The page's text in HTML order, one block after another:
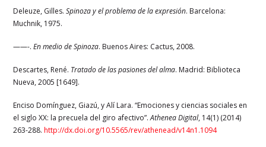
Deleuze, Gilles.Spinoza y el problema de la expresión. Barcelona:
Muchnik, 1975.
——-.En medio de Spinoza. Buenos Aires: Cactus, 2008.
Descartes, René. Tratado de las pasiones del alma. Madrid: Biblioteca
Nueva, 2005 [1649].
Enciso Domínguez, Giazú, y Alí Lara. “Emociones y ciencias sociales en
el siglo XX: la precuela del giro afectivo”.Athenea Digital, 14(1) (2014)
263-288.http://dx.doi.org/10.5565/rev/athenead/v14n1.1094